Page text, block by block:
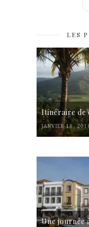
LES
Itinéraire de
JANVIER 18,
Une journée